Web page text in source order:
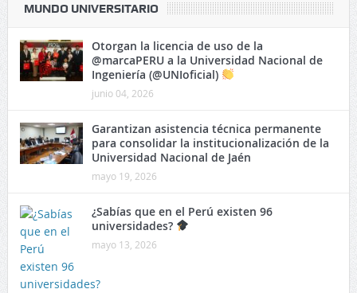
MUNDO UNIVERSITARIO
Otorgan la licencia de uso de la
@marcaPERU a la Universidad Nacional de
Ingeniería (@UNIoficial)
junio 04, 2026
Garantizan asistencia técnica permanente
para consolidar la institucionalización de la
Universidad Nacional de Jaén
mayo 19, 2026
¿Sabías que en el Perú existen 96
universidades?
mayo 13, 2026